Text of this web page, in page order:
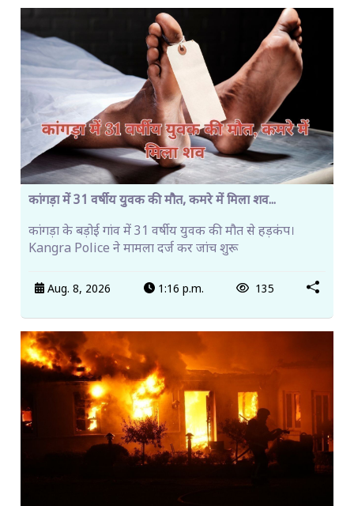
कांगड़ा में 31 वर्षीय युवक की मौत, कमरे में मिला शव...
कांगड़ा के बड़ोई गांव में 31 वर्षीय युवक की मौत से हड़कंप।
Kangra Police ने मामला दर्ज कर जांच शुरू
Aug. 8, 2026 1:16 p.m. 135